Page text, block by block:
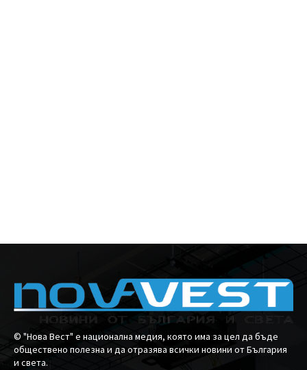
© "Нова Вест" е национална медия, която има за цел да бъде
обществено полезна и да отразява всички новини от България
и света.